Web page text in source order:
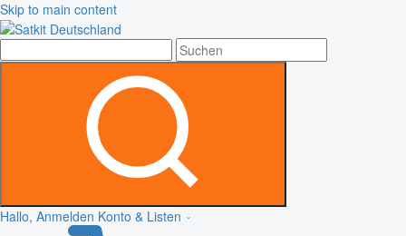
Skip to main content
Hallo, Anmelden Konto & Listen